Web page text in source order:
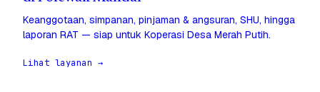
Keanggotaan, simpanan, pinjaman & angsuran, SHU, hingga
laporan RAT — siap untuk Koperasi Desa Merah Putih.
Lihat layanan →